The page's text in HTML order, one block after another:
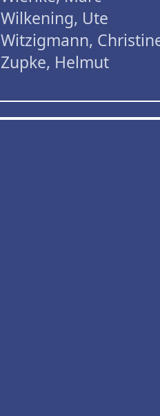
Wilkening, Ute
Witzigmann,
Zupke, Helmut